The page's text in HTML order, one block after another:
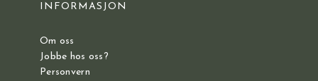
INFORMASJON
Om oss
Jobbe hos oss?
Personvern